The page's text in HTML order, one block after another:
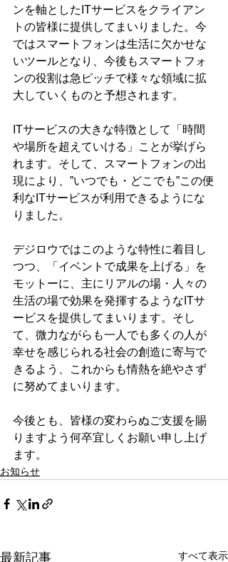
ンを軸としたITサービスをクライアン
トの皆様に提供してまいりました。今
ではスマートフォンは生活に欠かせな
いツールとなり、今後もスマートフォ
ンの役割は急ピッチで様々な領域に拡
大していくものと予想されます。
ITサービスの大きな特徴として「時間
や場所を超えていける」ことが挙げら
れます。そして、スマートフォンの出
現により、”いつでも・どこでも”この便
利なITサービスが利用できるようにな
りました。
デジロウではこのような特性に着目し
つつ、「イベントで成果を上げる」を
モットーに、主にリアルの場・人々の
生活の場で効果を発揮するようなITサ
ービスを提供してまいります。そし
て、微力ながらも一人でも多くの人が
幸せを感じられる社会の創造に寄与で
きるよう、これからも情熱を絶やさず
に努めてまいります。
今後とも、皆様の変わらぬご支援を賜
りますよう何卒宜しくお願い申し上げ
ます。
お知らせ
最新記事 すべて表示